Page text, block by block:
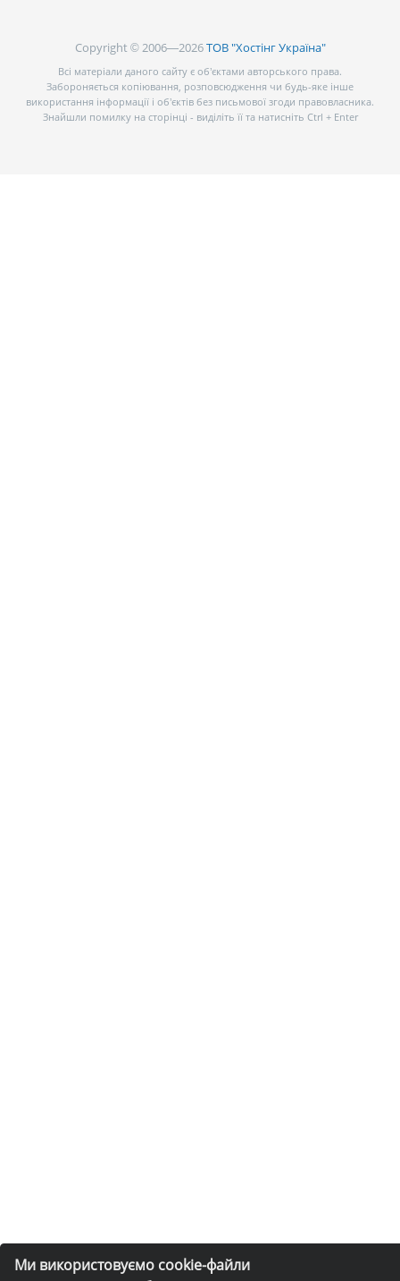
Ми використовуємо cookie-файли
Copyright © 2006—2026ТОВ "Хостінг Україна"
Всі матеріали даного сайту є об’єктами авторського права.
Забороняється копіювання, розповсюдження чи будь-яке інше
використання інформації і об’єктів без письмової згоди правовласника.
Знайшли помилку на сторінці - виділіть її та натисніть Ctrl + Enter